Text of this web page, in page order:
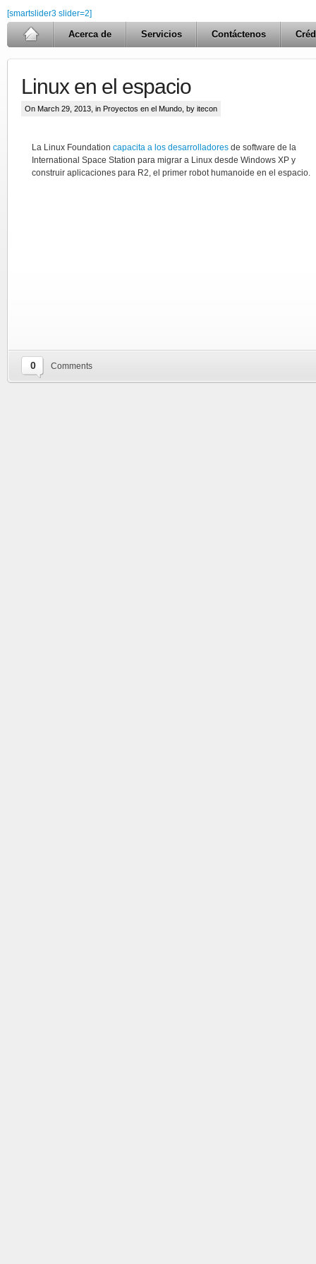
[smartslider3 slider=2]
Acerca de Servicios Contáctenos
Linux en el espacio
On March 29, 2013, in Proyectos en el Mundo , by itecon
La Linux Foundation capacita a los desarrolladores de software de la
International Space Station para migrar a Linux desde Windows XP y
construir aplicaciones para R2, el primer robot humanoide en el espacio.
0 Comments